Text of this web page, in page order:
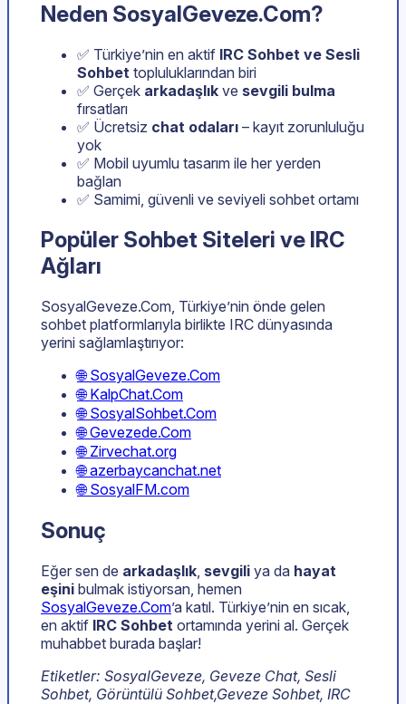
Neden SosyalGeveze.Com?
✅ Türkiye’nin en aktif IRC Sohbet ve Sesli
Sohbet topluluklarından biri
✅ Gerçek arkadaşlık ve sevgili bulma
fırsatları
✅ Ücretsiz chat odaları – kayıt zorunluluğu
yok
✅ Mobil uyumlu tasarım ile her yerden
bağlan
✅ Samimi, güvenli ve seviyeli sohbet ortamı
Popüler Sohbet Siteleri ve IRC
Ağları
SosyalGeveze.Com, Türkiye’nin önde gelen
sohbet platformlarıyla birlikte IRC dünyasında
yerini sağlamlaştırıyor:
🌐 SosyalGeveze.Com
🌐 KalpChat.Com
🌐 SosyalSohbet.Com
🌐 Gevezede.Com
🌐 Zirvechat.org
🌐 azerbaycanchat.net
🌐 SosyalFM.com
Sonuç
Eğer sen de arkadaşlık sevgili ya da hayat
eşini bulmak istiyorsan, hemen
SosyalGeveze.Com’a katıl. Türkiye’nin en sıcak,
en aktif IRC Sohbet ortamında yerini al. Gerçek
muhabbet burada başlar!
Etiketler: SosyalGeveze, Geveze Chat, Sesli
Sohbet, Görüntülü Sohbet,Geveze Sohbet, IRC